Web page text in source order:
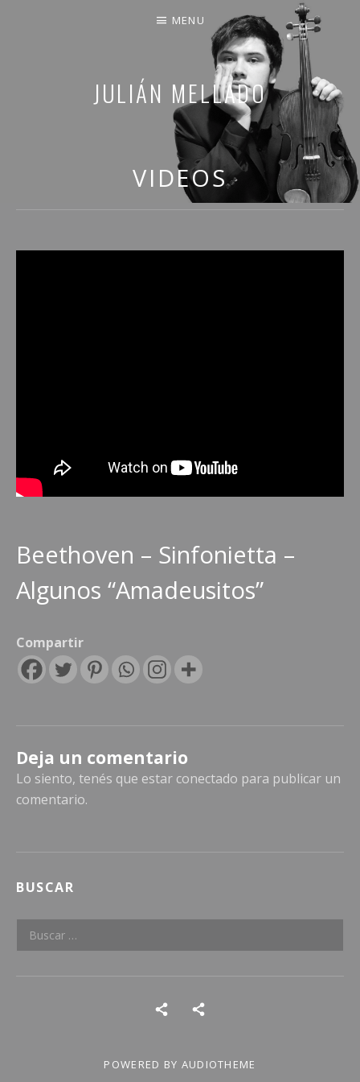
JULIÁN MELLADO
COMPARTO PARTE DE MI VIDA
MENU
VIDEOS
Beethoven – Sinfonietta –
Algunos “Amadeusitos”
Compartir
Deja un comentario
Lo siento, tenés que estar conectado para publicar un
comentario.
BUSCAR
Buscar:
Social Media Profiles
POWERED BY AUDIOTHEME